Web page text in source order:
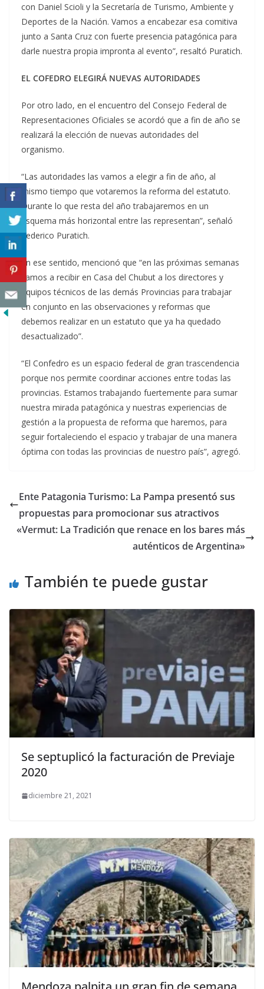
con Daniel Scioli y la Secretaría de Turismo, Ambiente y
Deportes de la Nación. Vamos a encabezar esa comitiva
junto a Santa Cruz con fuerte presencia patagónica para
darle nuestra propia impronta al evento”, resaltó Puratich.
EL COFEDRO ELEGIRÁ NUEVAS AUTORIDADES
Por otro lado, en el encuentro del Consejo Federal de
Representaciones Oficiales se acordó que a fin de año se
realizará la elección de nuevas autoridades del
organismo.
“Las autoridades las vamos a elegir a fin de año, al
mismo tiempo que votaremos la reforma del estatuto.
Durante lo que resta del año trabajaremos en un
esquema más horizontal entre las representan”, señaló
Federico Puratich.
En ese sentido, mencionó que “en las próximas semanas
vamos a recibir en Casa del Chubut a los directores y
equipos técnicos de las demás Provincias para trabajar
en conjunto en las observaciones y reformas que
debemos realizar en un estatuto que ya ha quedado
desactualizado”.
“El Confedro es un espacio federal de gran trascendencia
porque nos permite coordinar acciones entre todas las
provincias. Estamos trabajando fuertemente para sumar
nuestra mirada patagónica y nuestras experiencias de
gestión a la propuesta de reforma que haremos, para
seguir fortaleciendo el espacio y trabajar de una manera
óptima con todas las provincias de nuestro país”, agregó.
Ente Patagonia Turismo: La Pampa presentó sus
propuestas para promocionar sus atractivos
«Vermut: La Tradición que renace en los bares más
auténticos de Argentina»
También te puede gustar
Se septuplicó la facturación de Previaje
2020
diciembre 21, 2021